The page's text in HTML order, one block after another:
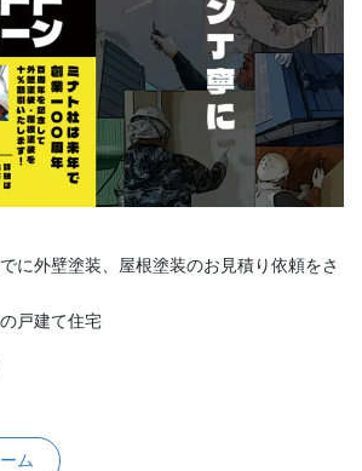
に外壁塗装、屋根塗装のお見積り依頼をさ
戸建て住宅
ム